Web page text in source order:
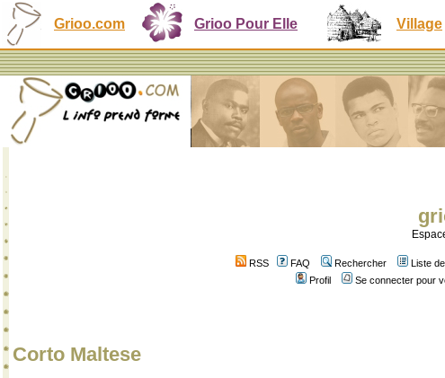
Grioo.com Grioo Pour Elle Village
RSS FAQ Rechercher Liste
Profil
Se connecter pour
Corto Maltese